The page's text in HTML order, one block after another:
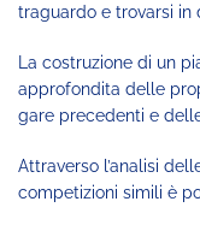
traguardo e trovarsi in
La costruzione di un
approfondita delle
gare precedenti e
Attraverso l’analisi
competizioni simili è